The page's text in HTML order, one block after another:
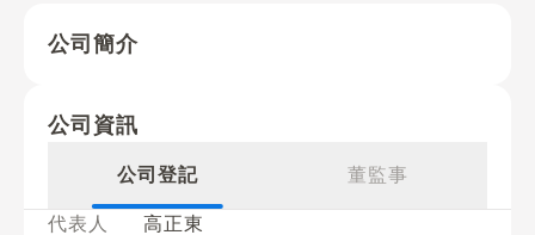
公司簡介
公司資訊
公司登記 董監事
代表人
高正東